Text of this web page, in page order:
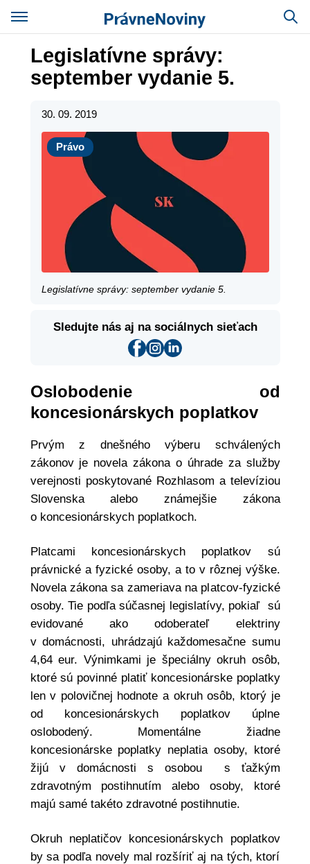
Legislatívne správy:
september vydanie 5.
30. 09. 2019
Právo
Právo
Legislatívne správy: september vydanie 5.
Sledujte nás aj na sociálnych sieťach
Oslobodenie od
koncesionárskych poplatkov
Prvým z dnešného výberu schválených
zákonov je novela zákona o úhrade za služby
verejnosti poskytované Rozhlasom a televíziou
Slovenska alebo známejšie zákona
o koncesionárskych poplatkoch.
Platcami koncesionárskych poplatkov sú
právnické a fyzické osoby, a to v rôznej výške.
Novela zákona sa zameriava na platcov-fyzické
osoby. Tie podľa súčasnej legislatívy, pokiaľ sú
evidované ako odoberateľ elektriny
v domácnosti, uhrádzajú každomesačne sumu
4,64 eur. Výnimkami je špeciálny okruh osôb,
ktoré sú povinné platiť koncesionárske poplatky
len v polovičnej hodnote a okruh osôb, ktorý je
od koncesionárskych poplatkov úplne
oslobodený. Momentálne žiadne
koncesionárske poplatky neplatia osoby, ktoré
žijú v domácnosti s osobou s ťažkým
zdravotným postihnutím alebo osoby, ktoré
majú samé takéto zdravotné postihnutie.
Okruh neplatičov koncesionárskych poplatkov
by sa podľa novely mal rozšíriť aj na tých, ktorí